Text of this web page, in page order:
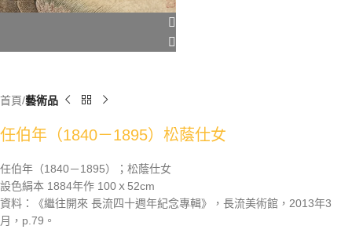
首頁 藝術品
任伯年（1840－1895）松蔭仕女
任伯年（1840－1895）；松蔭仕女
設色絹本 1884年作 100ｘ52cm
資料：《繼往開來 長流四十週年紀念專輯》，長流美術館，2013年3
月，p.79。